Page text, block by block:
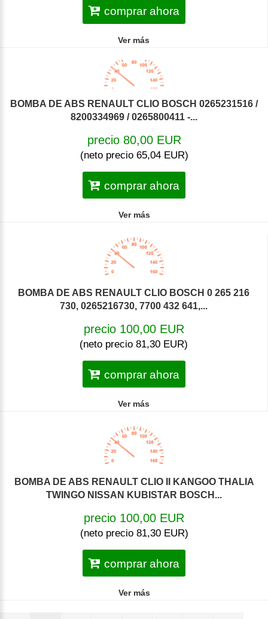
comprar ahora
Ver más
BOMBA DE ABS RENAULT CLIO BOSCH 0265231516 /
8200334969 / 0265800411 -...
precio 80,00 EUR
(neto precio 65,04 EUR)
comprar ahora
Ver más
BOMBA DE ABS RENAULT CLIO BOSCH 0 265 216
730, 0265216730, 7700 432 641,...
precio 100,00 EUR
(neto precio 81,30 EUR)
comprar ahora
Ver más
BOMBA DE ABS RENAULT CLIO II KANGOO THALIA
TWINGO NISSAN KUBISTAR BOSCH...
precio 100,00 EUR
(neto precio 81,30 EUR)
comprar ahora
Ver más